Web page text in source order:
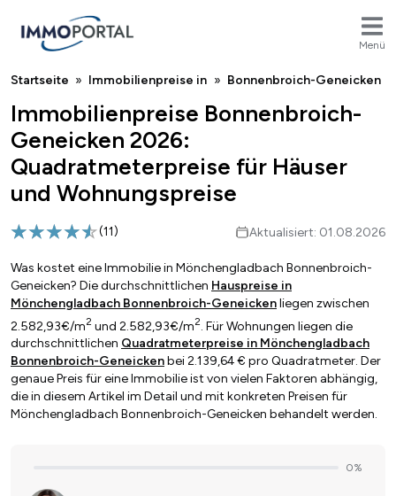
Menü
Breadcrumb
Startseite Immobilienpreise in Bonnenbroich-Geneicken
Immobilienpreise Bonnenbroich-
Geneicken 2026:
Quadratmeterpreise für Häuser
und Wohnungspreise
(11) Aktualisiert: 01.08.2026
Was kostet eine Immobilie in Mönchengladbach Bonnenbroich-
Geneicken? Die durchschnittlichen Hauspreise in
Mönchengladbach Bonnenbroich-Geneickenliegen zwischen
2.582,93€/m2 und 2.582,93€/m2. Für Wohnungen liegen die
durchschnittlichen Quadratmeterpreise in Mönchengladbach
Bonnenbroich-Geneickenbei 2.139,64 € pro Quadratmeter. Der
genaue Preis für eine Immobilie ist von vielen Faktoren abhängig,
die in diesem Artikel im Detail und mit konkreten Preisen für
Mönchengladbach Bonnenbroich-Geneicken behandelt werden.